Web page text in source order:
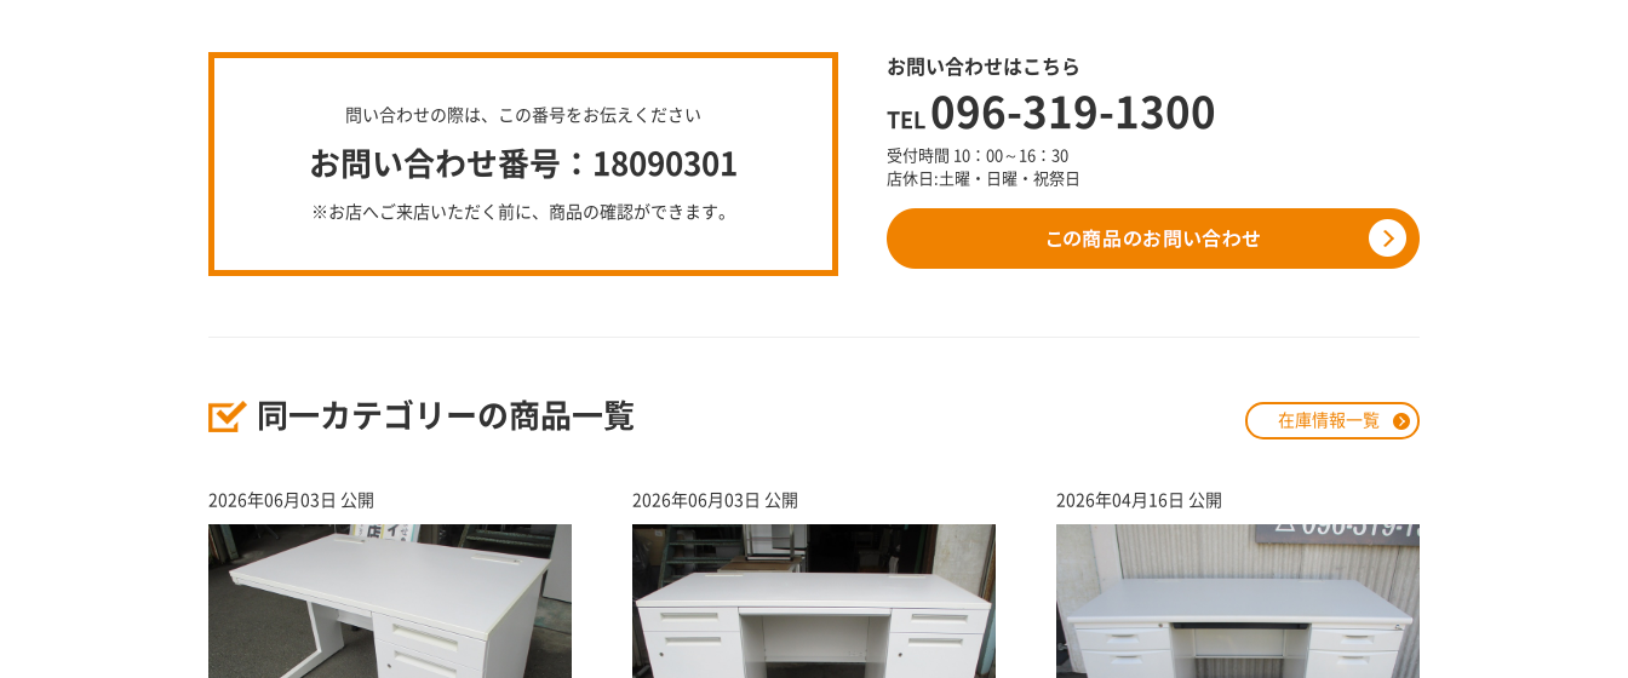
問い合わせの際は、この番号をお伝えください
お問い合わせ番号：18090301
※お店へご来店いただく前に、商品の確認ができます。
お問い合わせはこちら
TEL 096-319-1300
受付時間 10：00～16：30
店休日:土曜・日曜・祝祭日
同一カテゴリーの商品一覧 在庫情報一覧
2026年06月03日 公開 2026年06月03日 公開 2026年04月16日 公開